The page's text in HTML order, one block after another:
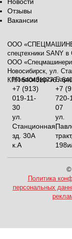
Отзывы
Вакансии
ООО
спецтехники SANY
ООО
Новосибирск, ул.
КПП 5404310776 /
Новосибирск
+7 (913)
019-11-
30
ул.
Станционная,
зд. 30А
к.А
+7
720-
07
ул.
тракт,
©
Политика
персональных